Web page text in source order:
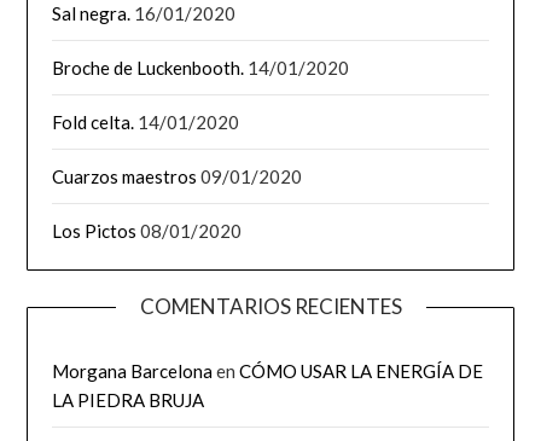
Sal negra. 16/01/2020
Broche de Luckenbooth. 14/01/2020
Fold celta. 14/01/2020
Cuarzos maestros 09/01/2020
Los Pictos 08/01/2020
COMENTARIOS RECIENTES
Morgana BarcelonaenCÓMO USAR LA ENERGÍA DE
LA PIEDRA BRUJA